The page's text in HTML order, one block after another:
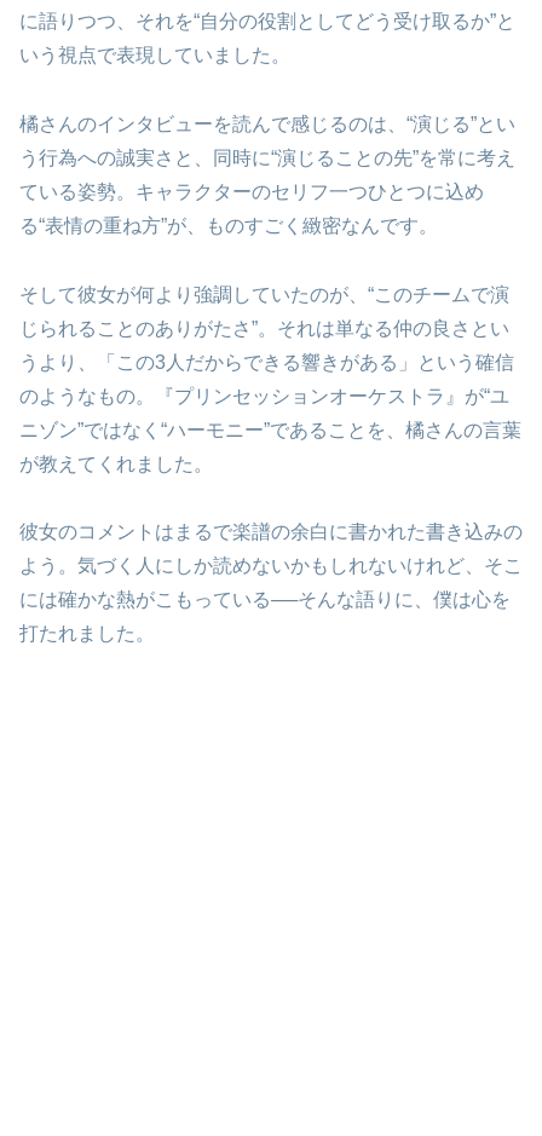
に語りつつ、それを“自分の役割としてどう受け取るか”と
いう視点で表現していました。
橘さんのインタビューを読んで感じるのは、“演じる”とい
う行為への誠実さと、同時に“演じることの先”を常に考え
ている姿勢。キャラクターのセリフ一つひとつに込め
る“表情の重ね方”が、ものすごく緻密なんです。
そして彼女が何より強調していたのが、“このチームで演
じられることのありがたさ”。それは単なる仲の良さとい
うより、「この3人だからできる響きがある」という確信
のようなもの。『プリンセッションオーケストラ』が“ユ
ニゾン”ではなく“ハーモニー”であることを、橘さんの言葉
が教えてくれました。
彼女のコメントはまるで楽譜の余白に書かれた書き込みの
よう。気づく人にしか読めないかもしれないけれど、そこ
には確かな熱がこもっている──そんな語りに、僕は心を
打たれました。